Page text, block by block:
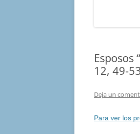
12, 49-
Deja un
Para ver los